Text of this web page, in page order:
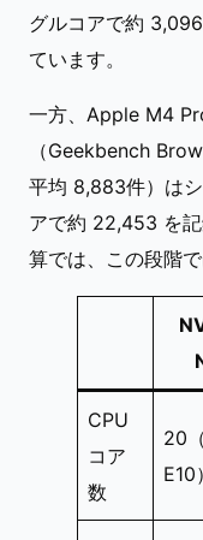
グルコアで約
ています。
一方、Apple M4
（Geekbench
平均 8,883件）は
アで約 22,453 を
算では、この段階
CPU
コア
数
20
E10）